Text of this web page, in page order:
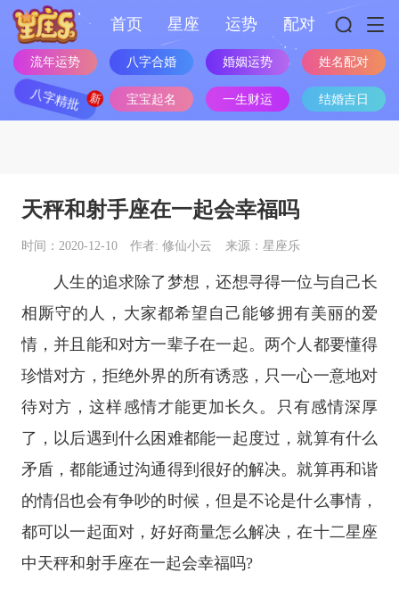
首页 星座 运势 配对
流年运势 八字合婚 婚姻运势 姓名配对
八字精批 宝宝起名 一生财运 结婚吉日
天秤和射手座在一起会幸福吗
时间：2020-12-10 作者: 修仙小云 来源：星座乐
人生的追求除了梦想，还想寻得一位与自己长
相厮守的人，大家都希望自己能够拥有美丽的爱
情，并且能和对方一辈子在一起。两个人都要懂得
珍惜对方，拒绝外界的所有诱惑，只一心一意地对
待对方，这样感情才能更加长久。只有感情深厚
了，以后遇到什么困难都能一起度过，就算有什么
矛盾，都能通过沟通得到很好的解决。就算再和谐
的情侣也会有争吵的时候，但是不论是什么事情，
都可以一起面对，好好商量怎么解决，在十二星座
中天秤和射手座在一起会幸福吗?